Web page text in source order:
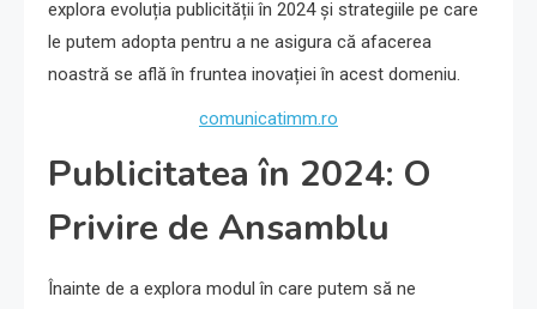
explora evoluția publicității în 2024 și strategiile pe care
le putem adopta pentru a ne asigura că afacerea
noastră se află în fruntea inovației în acest domeniu.
comunicatimm.ro
Publicitatea în 2024: O
Privire de Ansamblu
Înainte de a explora modul în care putem să ne